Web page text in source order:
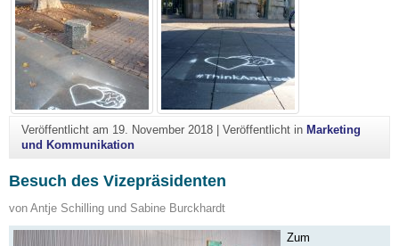
Veröffentlicht am 19. November 2018| Veröffentlicht in Marketing
und Kommunikation
Besuch des Vizepräsidenten
von Antje Schilling und Sabine Burckhardt
Zum